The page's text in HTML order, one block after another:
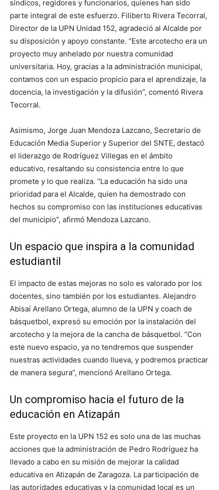
síndicos, regidores y funcionarios, quienes han sido
parte integral de este esfuerzo. Filiberto Rivera Tecorral,
Director de la UPN Unidad 152, agradeció al Alcalde por
su disposición y apoyo constante. “Este arcotecho era un
proyecto muy anhelado por nuestra comunidad
universitaria. Hoy, gracias a la administración municipal,
contamos con un espacio propicio para el aprendizaje, la
docencia, la investigación y la difusión”, comentó Rivera
Tecorral.
Asimismo, Jorge Juan Mendoza Lazcano, Secretario de
Educación Media Superior y Superior del SNTE, destacó
el liderazgo de Rodríguez Villegas en el ámbito
educativo, resaltando su consistencia entre lo que
promete y lo que realiza. “La educación ha sido una
prioridad para el Alcalde, quien ha demostrado con
hechos su compromiso con las instituciones educativas
del municipio”, afirmó Mendoza Lazcano.
Un espacio que inspira a la comunidad
estudiantil
El impacto de estas mejoras no solo es valorado por los
docentes, sino también por los estudiantes. Alejandro
Abisaí Arellano Ortega, alumno de la UPN y coach de
básquetbol, expresó su emoción por la instalación del
arcotecho y la mejora de la cancha de básquetbol. “Con
este nuevo espacio, ya no tendremos que suspender
nuestras actividades cuando llueva, y podremos practicar
de manera segura”, mencionó Arellano Ortega.
Un compromiso hacia el futuro de la
educación en Atizapán
Este proyecto en la UPN 152 es solo una de las muchas
acciones que la administración de Pedro Rodríguez ha
llevado a cabo en su misión de mejorar la calidad
educativa en Atizapán de Zaragoza. La participación de
las autoridades educativas y la comunidad local es un